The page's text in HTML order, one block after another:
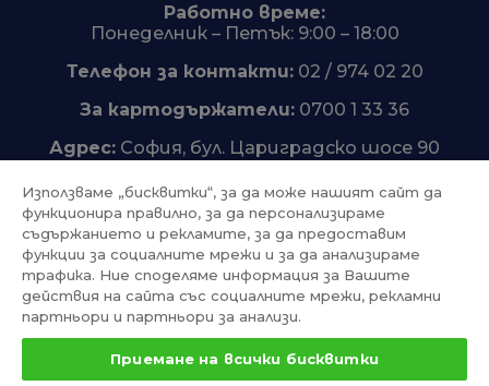
Работно време:
Понеделник – Петък: 9:00 – 18:00
Телефон за контакти:02 / 974 02 20
За картодържатели: 0700 1 33 36
Адрес: София, бул. Цариградско шосе 90
Trustpilot
Използваме „бисквитки“, за да може нашият сайт да
функционира правилно, за да персонализираме
съдържанието и рекламите, за да предоставим
функции за социалните мрежи и за да анализираме
трафика. Ние споделяме информация за Вашите
действия на сайта със социалните мрежи, рекламни
партньори и партньори за анализи.
Приемане на всички бисквитки